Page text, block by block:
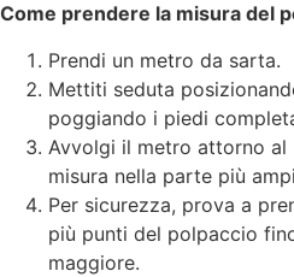
Come prendere la misura del
Prendi un metro da sarta.
Mettiti seduta
poggiando i piedi
Avvolgi il metro attorno
misura nella parte più
Per sicurezza, prova a
più punti del polpaccio
maggiore.